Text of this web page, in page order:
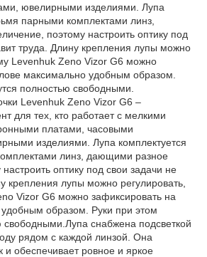
ювелирными изделиями. Лупа
парными комплектами линз,
поэтому настроить оптику под
труда. Длину крепления лупы можно
Levenhuk Zeno Vizor G6 можно
максимально удобным образом.
полностью свободными.
Levenhuk Zeno Vizor G6 –
для тех, кто работает с мелкими
платами, часовыми
изделиями. Лупа комплектуется
линз, дающими разное
оптику под свои задачи не
крепления лупы можно регулировать,
Vizor G6 можно зафиксировать на
образом. Руки при этом
свободными.Лупа снабжена подсветкой
рядом с каждой линзой. Она
и обеспечивает ровное и яркое